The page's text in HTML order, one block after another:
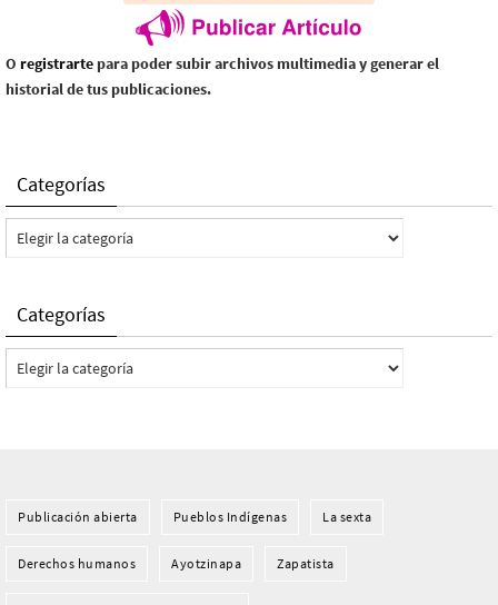
O registrarte para poder subir archivos multimedia y generar el
historial de tus publicaciones.
Categorías
Categorías
Categorías
Categorías
Publicación abierta Pueblos Indí­genas La sexta
Derechos humanos Ayotzinapa Zapatista